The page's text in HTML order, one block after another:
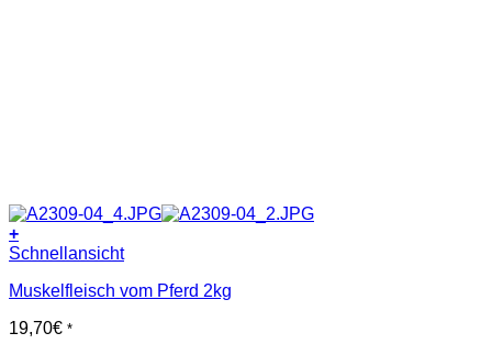
+
Schnellansicht
Muskelfleisch vom Pferd 2kg
19,70€ *